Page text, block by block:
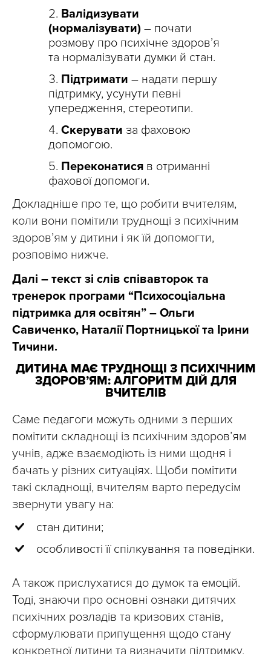
Валідизувати
(нормалізувати) – почати
розмову про психічне здоров’я
та нормалізувати думки й стан.
Підтримати – надати першу
підтримку, усунути певні
упередження, стереотипи.
Скерувати за фаховою
допомогою.
Переконатися в отриманні
фахової допомоги.
Докладніше про те, що робити вчителям,
коли вони помітили труднощі з психічним
здоров’ям у дитини і як їй допомогти,
розповімо нижче.
Далі – текст зі слів співавторок та
тренерок програми “Психосоціальна
підтримка для освітян” – Ольги
Савиченко, Наталії Портницької та Ірини
Тичини.
ДИТИНА МАЄ ТРУДНОЩІ З ПСИХІЧНИМ
ЗДОРОВ’ЯМ: АЛГОРИТМ ДІЙ ДЛЯ
ВЧИТЕЛІВ
Саме педагоги можуть одними з перших
помітити складнощі із психічним здоров’ям
учнів, адже взаємодіють із ними щодня і
бачать у різних ситуаціях. Щоби помітити
такі складнощі, вчителям варто передусім
звернути увагу на:
стан дитини;
особливості її спілкування та поведінки.
А також прислухатися до думок та емоцій.
Тоді, знаючи про основні ознаки дитячих
психічних розладів та кризових станів,
сформулювати припущення щодо стану
конкретної дитини та визначити підтримку,